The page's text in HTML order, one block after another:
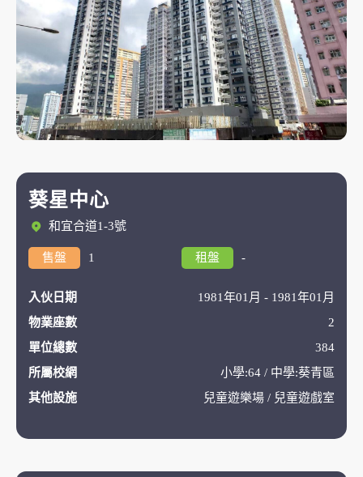
葵星中心
和宜合道1-3號
售盤 1 租盤 -
入伙日期
1981年01月 - 1981年01月
物業座數
2
單位總數
384
所屬校網
小學:64 / 中學:葵青區
其他設施
兒童遊樂場 / 兒童遊戲室